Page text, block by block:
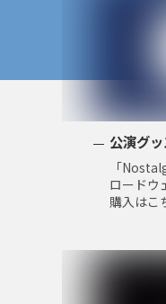
公演グッ
「
ロードウ
購入はこ